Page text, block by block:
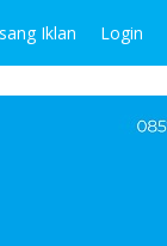
Iklan Login